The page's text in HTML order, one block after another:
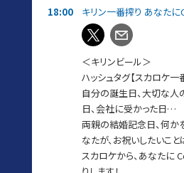
18:00 キリン一番搾り あなた
＜キリンビール＞
ハッシュタグ【スカロケ一
自分の誕生日、大切な人
日、会社に受かった日…
両親の結婚記念日、何か
なたが、お祝いしたいこ
スカロケから、あなたに